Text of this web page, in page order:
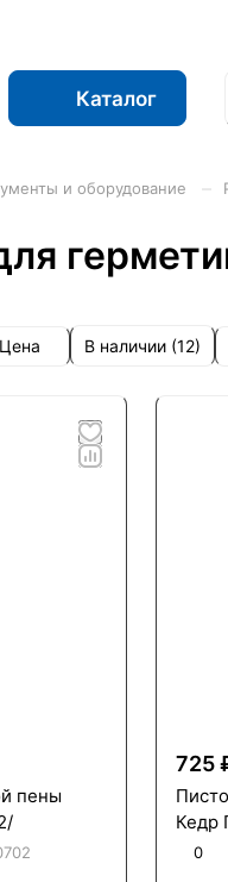
Каталог
и оборудование
Цена В наличии (12)
пены
725
Кедр
0